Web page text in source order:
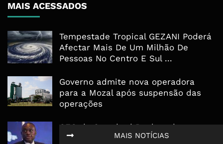
MAIS NOTÍCIAS
MAIS ACESSADOS
Tempestade Tropical GEZANI Poderá
Afectar Mais De Um Milhão De
Pessoas No Centro E Sul ...
Governo admite nova operadora
para a Mozal após suspensão das
operações
CEO do Standard Bank pede ao
Governo que “saia do caminho” e